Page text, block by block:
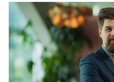
tehtävä. Yksittäinen yritys
varmistaa omat
toimintavarmuus syntyy
yhteistyöstä.